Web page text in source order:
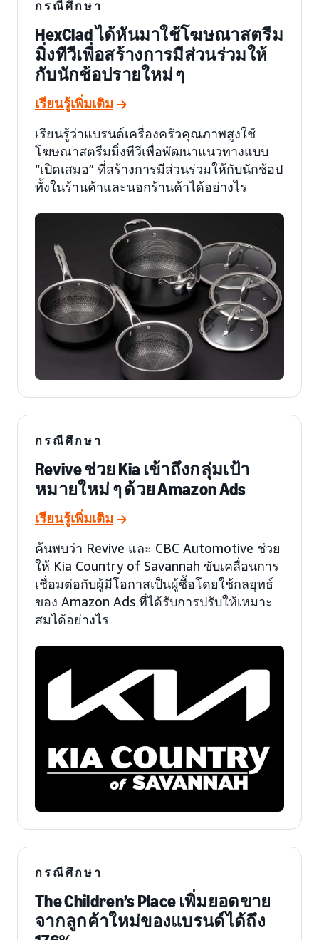
กรณีศึกษา
HexClad ได้หันมาใช้โฆษณาสตรีม
มิ่งทีวีเพื่อสร้างการมีส่วนร่วมให้
กับนักช้อปรายใหม่ ๆ
เรียนรู้เพิ่มเติม
เรียนรู้ว่าแบรนด์เครื่องครัวคุณภาพสูงใช้
โฆษณาสตรีมมิ่งทีวีเพื่อพัฒนาแนวทางแบบ
“เปิดเสมอ” ที่สร้างการมีส่วนร่วมให้กับนักช้อป
ทั้งในร้านค้าและนอกร้านค้าได้อย่างไร
กรณีศึกษา
Revive ช่วย Kia เข้าถึงกลุ่มเป้า
หมายใหม่ ๆ ด้วย Amazon Ads
เรียนรู้เพิ่มเติม
ค้นพบว่า Revive และ CBC Automotive ช่วย
ให้ Kia Country of Savannah ขับเคลื่อนการ
เชื่อมต่อกับผู้มีโอกาสเป็นผู้ซื้อโดยใช้กลยุทธ์
ของ Amazon Ads ที่ได้รับการปรับให้เหมาะ
สมได้อย่างไร
กรณีศึกษา
The Children’s Place เพิ่มยอดขาย
จากลูกค้าใหม่ของแบรนด์ได้ถึง